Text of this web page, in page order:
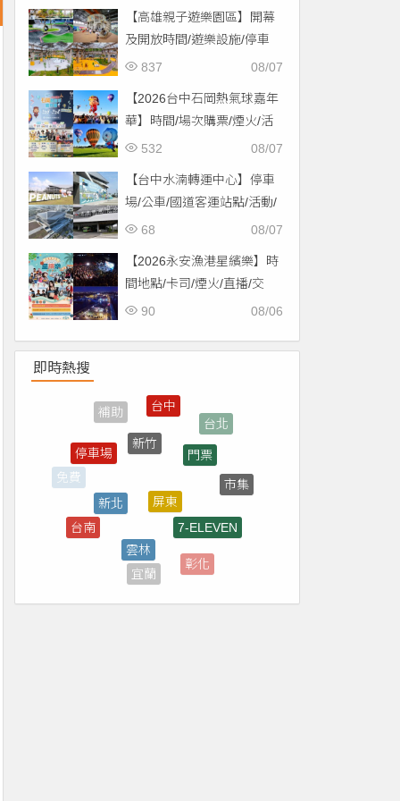
【高雄親子遊樂園區】開幕
及開放時間/遊樂設施/停車
場/交通一次看！
08/07
837
【2026台中石岡熱氣球嘉年
華】時間/場次購票/煙火/活
動/交通，土牛運動公園登08/07
532
【台中水湳轉運中心】停車
場/公車/國道客運站點/活動/
交通，啟用免費停車！ 08/07
68
【2026永安漁港星繽樂】時
間地點/卡司/煙火/直播/交
通，免費入場！
08/06
90
即時熱搜
停車場
新竹
門票
直播
全家
南投
台南
新北
屏東
7-ELEVEN
彰化
宜蘭
雲林